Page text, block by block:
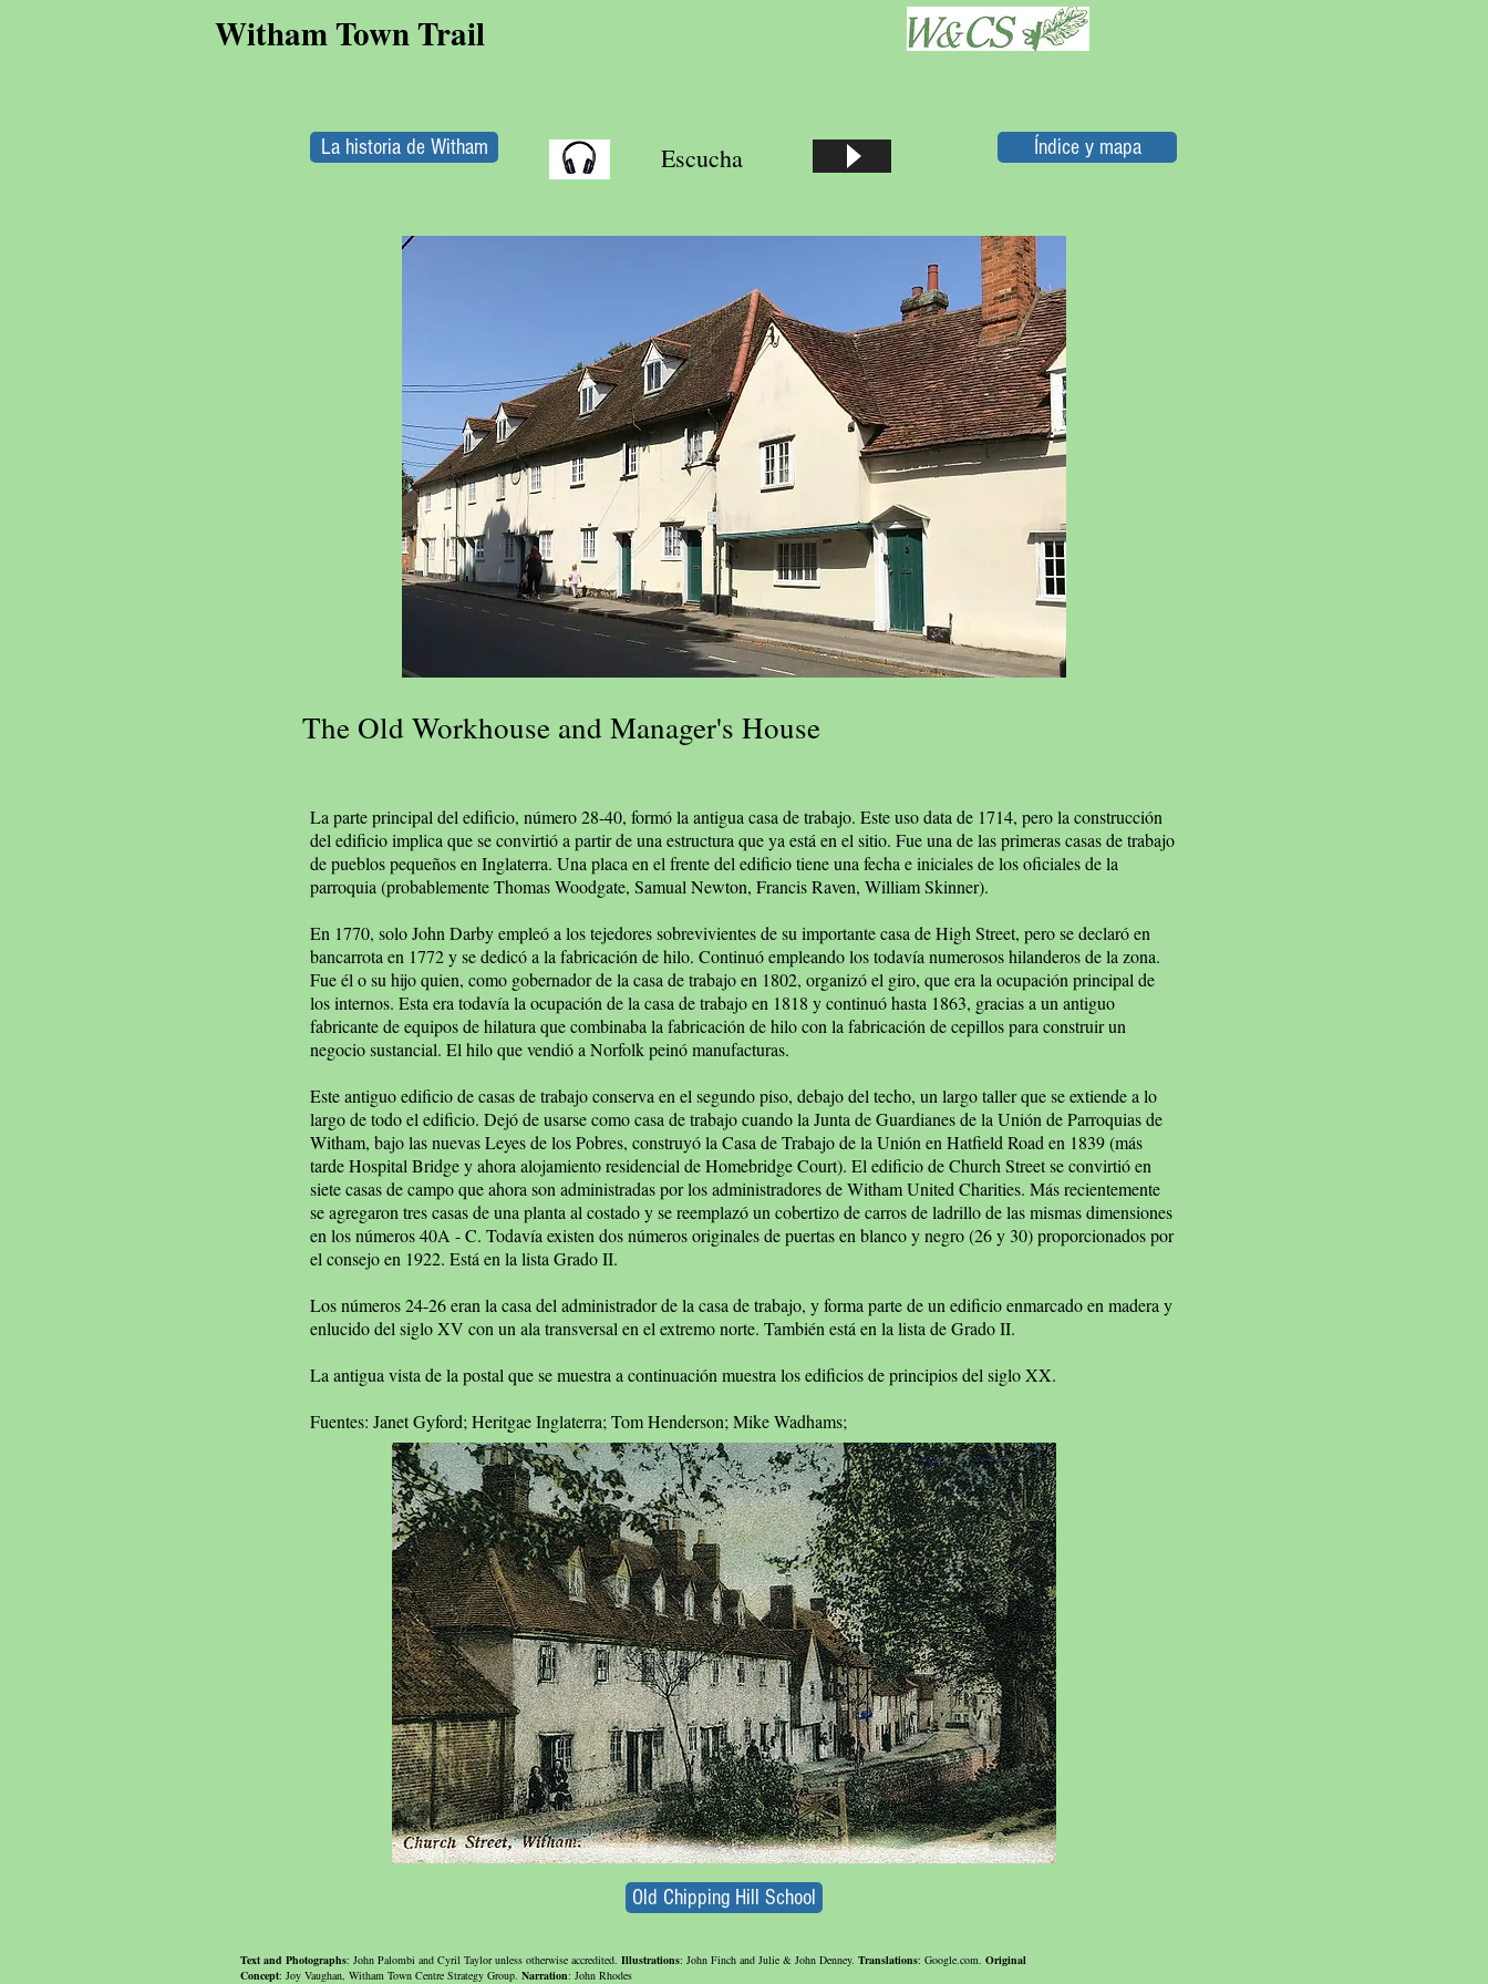
Witham Town Trail
La historia de Witham Escucha Índice y mapa
The Old Workhouse and Manager's House
La parte principal del edificio, número 28-40, formó la antigua casa de trabajo. Este uso data de 1714, pero la construcción
del edificio implica que se convirtió a partir de una estructura que ya está en el sitio. Fue una de las primeras casas de trabajo
de pueblos pequeños en Inglaterra. Una placa en el frente del edificio tiene una fecha e iniciales de los oficiales de la
parroquia (probablemente Thomas Woodgate, Samual Newton, Francis Raven, William Skinner).
En 1770, solo John Darby empleó a los tejedores sobrevivientes de su importante casa de High Street, pero se declaró en
bancarrota en 1772 y se dedicó a la fabricación de hilo. Continuó empleando los todavía numerosos hilanderos de la zona.
Fue él o su hijo quien, como gobernador de la casa de trabajo en 1802, organizó el giro, que era la ocupación principal de
los internos. Esta era todavía la ocupación de la casa de trabajo en 1818 y continuó hasta 1863, gracias a un antiguo
fabricante de equipos de hilatura que combinaba la fabricación de hilo con la fabricación de cepillos para construir un
negocio sustancial. El hilo que vendió a Norfolk peinó manufacturas.
Este antiguo edificio de casas de trabajo conserva en el segundo piso, debajo del techo, un largo taller que se extiende a lo
largo de todo el edificio. Dejó de usarse como casa de trabajo cuando la Junta de Guardianes de la Unión de Parroquias de
Witham, bajo las nuevas Leyes de los Pobres, construyó la Casa de Trabajo de la Unión en Hatfield Road en 1839 (más
tarde Hospital Bridge y ahora alojamiento residencial de Homebridge Court). El edificio de Church Street se convirtió en
siete casas de campo que ahora son administradas por los administradores de Witham United Charities. Más recientemente
se agregaron tres casas de una planta al costado y se reemplazó un cobertizo de carros de ladrillo de las mismas dimensiones
en los números 40A - C. Todavía existen dos números originales de puertas en blanco y negro (26 y 30) proporcionados por
el consejo en 1922. Está en la lista Grado II.
Los números 24-26 eran la casa del administrador de la casa de trabajo, y forma parte de un edificio enmarcado en madera y
enlucido del siglo XV con un ala transversal en el extremo norte. También está en la lista de Grado II.
La antigua vista de la postal que se muestra a continuación muestra los edificios de principios del siglo XX.
Fuentes: Janet Gyford; Heritgae Inglaterra; Tom Henderson; Mike Wadhams;
Old Chipping Hill School
Text and Photographs: John Palombi and Cyril Taylor unless otherwise accredited. Illustrations: John Finch and Julie & John Denney. Translations: Google.com. Original
Concept: Joy Vaughan, Witham Town Centre Strategy Group. Narration: John Rhodes